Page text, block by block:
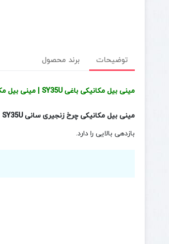
توضیحات برند محصول
مینی بیل مکانیکی باغی SY35U | مینی بیل مکانیکی چرخ زنجیری
مینی بیل مکانیکی چرخ زنجیری سانی SY35U
بازدهی بالایی را دارد.